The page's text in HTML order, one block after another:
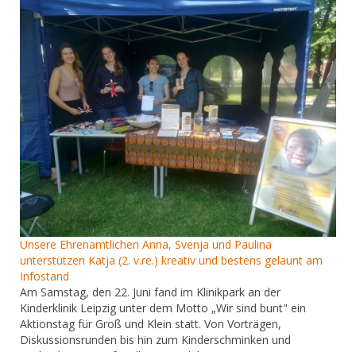
Unsere Ehrenamtlichen Anna, Svenja und Paulina
unterstützen Katja (2. v.re.) kreativ und bestens gelaunt am
Infostand
Am Samstag, den 22. Juni fand im Klinikpark an der
Kinderklinik Leipzig unter dem Motto „Wir sind bunt" ein
Aktionstag für Groß und Klein statt. Von Vorträgen,
Diskussionsrunden bis hin zum Kinderschminken und